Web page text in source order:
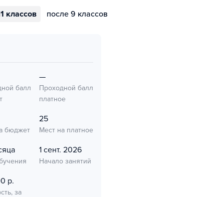
классов после 9 классов
балл
—
Проходной балл
платное
бюджет
25
Мест на платное
1 сент. 2026
Начало занятий
р.
за